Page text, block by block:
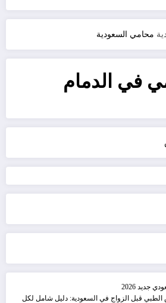
محامي السعودية
في الدمام
2026
الطبي قبل الزواج في السعودية: دليل شامل لكل